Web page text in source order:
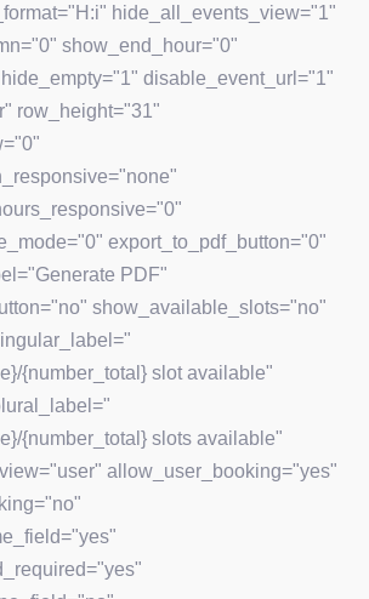
hide_all_events_view="1"
show_end_hour="0"
disable_event_url="1"
row_height="31"
export_to_pdf_button="0"
PDF"
show_available_slots="no"
{number_total} slot available"
{number_total} slots available"
allow_user_booking="yes"